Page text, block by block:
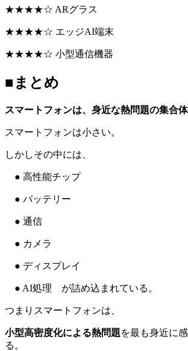
★★★★☆ ARグラス
★★★★☆ エッジAI端末
★★★★☆ 小型通信機器
■まとめ
スマートフォンは、身近な熱問題の集合
スマートフォンは小さい。
しかしその中には、
● 高性能チップ
● バッテリー
● 通信
● カメラ
● ディスプレイ
● AI処理 が詰め込まれている。
つまりスマートフォンは、
小型高密度化による熱問題を最も身近に
る。